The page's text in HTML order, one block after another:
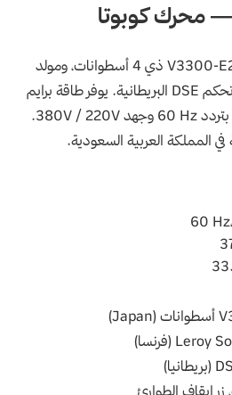
محرك كوبوتا
V3300- ذي 4 أسطوانات، ومولد
DSE البريطانية. يوفر طاقة برايم
بتردد60 Hz وجهد380V / 220V
.
المملكة العربية السعودية.
60 Hz،
أسطوانات (Japan
)
Leroy (فرنسا)
(بريطانيا)
إيقاف الطوارئ